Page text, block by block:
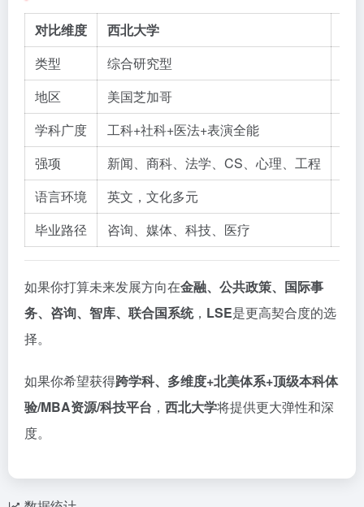
对比维度 西北大学
类型
综合研究型
地区
美国芝加哥
学科广度
工科+社科+医法+表演全能
强项
新闻、商科、法学、CS、心理、工程
语言环境
英文，文化多元
毕业路径
咨询、媒体、科技、医疗
如果你打算未来发展方向在金融、公共政策、国际事
务、咨询、智库、联合国系统， LSE是更高契合度的选
择。
如果你希望获得跨学科、多维度+北美体系+顶级本科体
验/MBA资源/科技平台 ， 西北大学将提供更大弹性和深
度。